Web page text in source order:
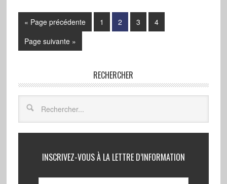
« Page précédente 1 2 3
4
Page suivante »
RECHERCHER
INSCRIVEZ-VOUS À LA LETTRE D’INFORMATION